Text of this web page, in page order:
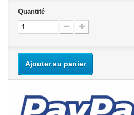
Quantité
Ajouter au panier